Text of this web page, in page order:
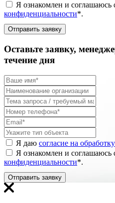
Я ознакомлен и соглашаюсь
конфиденциальности*.
Отправить заявку
Оставьте заявку,
течение дня
Я даю согласие на
Я ознакомлен и соглашаюсь
конфиденциальности*.
Отправить заявку